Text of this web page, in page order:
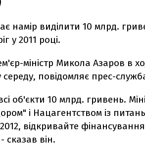
намір виділити 10 млрд.
у 2011 році.
міністр Микола Азаров в
середу, повідомляє прес-
об'єкти 10 млрд. гривень.
і Нацагентством із
відкривайте
сказав він.